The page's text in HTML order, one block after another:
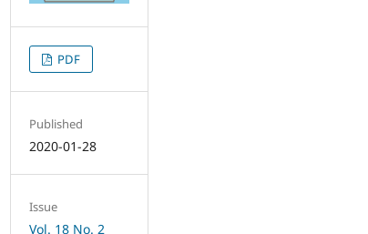
PDF
Published
2020-01-28
Issue
Vol. 18 No. 2